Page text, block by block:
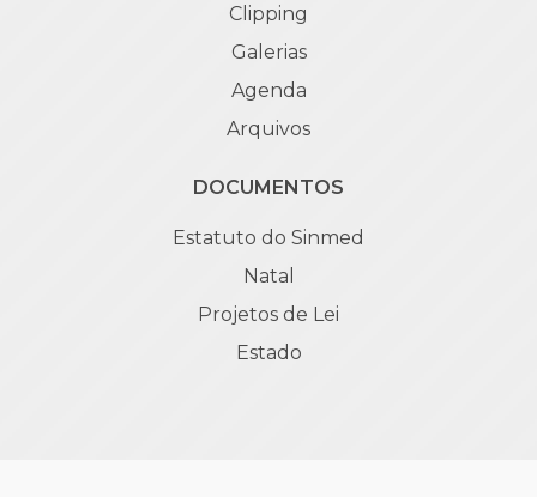
Clipping
Galerias
Agenda
Arquivos
DOCUMENTOS
Estatuto do Sinmed
Natal
Projetos de Lei
Estado